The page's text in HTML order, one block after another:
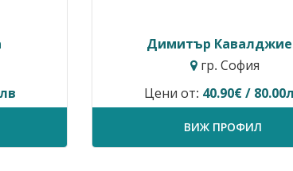
Ивайло Балкански
Временно не предлага услуги.